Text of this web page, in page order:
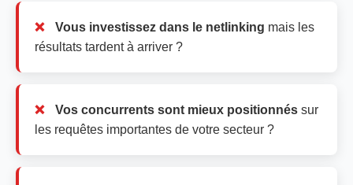
Vous investissez dans le netlinking mais les
résultats tardent à arriver ?
Vos concurrents sont mieux positionnés sur
les requêtes importantes de votre secteur ?